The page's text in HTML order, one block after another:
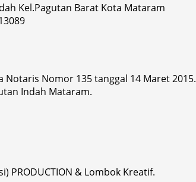
Kel.Pagutan Barat Kota Mataram
Notaris Nomor 135 tanggal 14 Maret 2015.
Indah Mataram.
PRODUCTION & Lombok Kreatif.